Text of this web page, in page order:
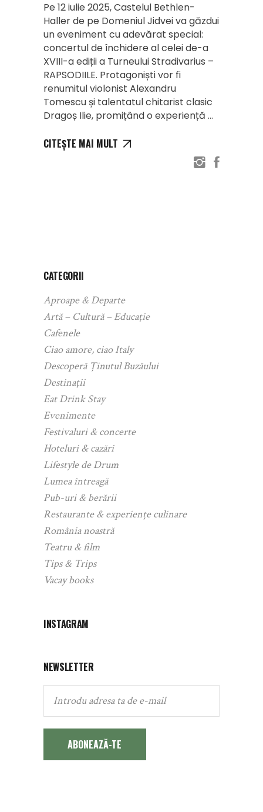
Pe 12 iulie 2025, Castelul Bethlen-
Haller de pe Domeniul Jidvei va găzdui
un eveniment cu adevărat special:
concertul de închidere al celei de-a
XVIII-a ediții a Turneului Stradivarius –
RAPSODIILE. Protagoniști vor fi
renumitul violonist Alexandru
Tomescu și talentatul chitarist clasic
Dragoș Ilie, promițând o experiență
CITEȘTE MAI MULT
CATEGORII
Aproape & Departe
Artă – Cultură – Educație
Cafenele
Ciao amore, ciao Italy
Descoperă Ținutul Buzăului
Destinații
Eat Drink Stay
Evenimente
Festivaluri & concerte
Hoteluri & cazări
Lifestyle de Drum
Lumea întreagă
Pub-uri & berării
Restaurante & experiențe culinare
România noastră
Teatru & film
Tips & Trips
Vacay books
INSTAGRAM
NEWSLETTER
ABONEAZĂ-TE